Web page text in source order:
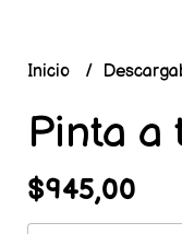
Inicio
Pinta a
$945,00